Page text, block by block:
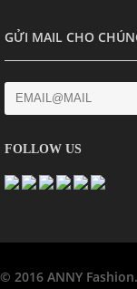
GỬI MAIL CHO
FOLLOW US
© 2016 ANNY